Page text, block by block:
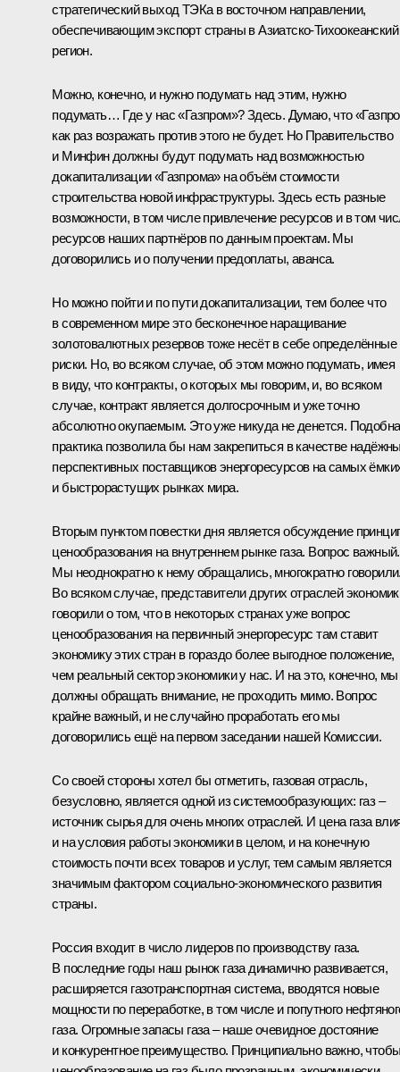
стратегический выход ТЭКа в восточном направлении,
обеспечивающим экспорт страны в Азиатско-Тихоокеанский
регион.
Можно, конечно, и нужно подумать над этим, нужно
подумать… Где у нас «Газпром»? Здесь. Думаю, что
как раз возражать против этого не будет. Но Правительство
и Минфин должны будут подумать над возможностью
докапитализации «Газпрома» на объём стоимости
строительства новой инфраструктуры. Здесь есть разные
возможности, в том числе привлечение ресурсов и в том
ресурсов наших партнёров по данным проектам. Мы
договорились и о получении предоплаты, аванса.
Но можно пойти и по пути докапитализации, тем более что
в современном мире это бесконечное наращивание
золотовалютных резервов тоже несёт в себе определённые
риски. Но, во всяком случае, об этом можно подумать, имея
в виду, что контракты, о которых мы говорим, и, во всяком
случае, контракт является долгосрочным и уже точно
абсолютно окупаемым. Это уже никуда не денется.
практика позволила бы нам закрепиться в качестве
перспективных поставщиков энергоресурсов на самых
и быстрорастущих рынках мира.
Вторым пунктом повестки дня является обсуждение
ценообразования на внутреннем рынке газа. Вопрос важный.
Мы неоднократно к нему обращались, многократно
Во всяком случае, представители других отраслей
говорили о том, что в некоторых странах уже вопрос
ценообразования на первичный энергоресурс там ставит
экономику этих стран в гораздо более выгодное положение,
чем реальный сектор экономики у нас. И на это, конечно, мы
должны обращать внимание, не проходить мимо. Вопрос
крайне важный, и не случайно проработать его мы
договорились ещё на первом заседании нашей Комиссии.
Со своей стороны хотел бы отметить, газовая отрасль,
безусловно, является одной из системообразующих: газ –
источник сырья для очень многих отраслей. И цена газа
и на условия работы экономики в целом, и на конечную
стоимость почти всех товаров и услуг, тем самым является
значимым фактором социально-экономического развития
страны.
Россия входит в число лидеров по производству газа.
В последние годы наш рынок газа динамично развивается,
расширяется газотранспортная система, вводятся новые
мощности по переработке, в том числе и попутного
газа. Огромные запасы газа – наше очевидное достояние
и конкурентное преимущество. Принципиально важно,